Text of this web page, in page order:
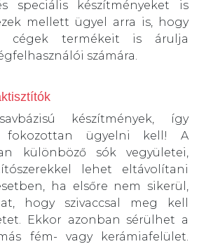
speciális készítményeket is
mellett ügyel arra is, hogy
cégek termékeit is árulja
számára.
készítmények, így
fokozottan ügyelni kell! A
különböző sók vegyületei,
lehet eltávolítani
ha elsőre nem sikerül,
hogy szivaccsal meg kell
Ekkor azonban sérülhet a
fém- vagy kerámiafelület.